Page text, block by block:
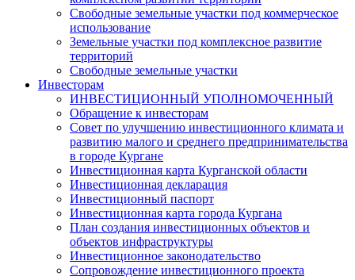
Свободные земельные участки под коммерческое
использование
Земельные участки под комплексное развитие
территорий
Свободные земельные участки
Инвесторам
ИНВЕСТИЦИОННЫЙ УПОЛНОМОЧЕННЫЙ
Обращение к инвесторам
Совет по улучшению инвестиционного климата и
развитию малого и среднего предпринимательства
в городе Кургане
Инвестиционная карта Курганской области
Инвестиционная декларация
Инвестиционный паспорт
Инвестиционная карта города Кургана
План создания инвестиционных объектов и
объектов инфраструктуры
Инвестиционное законодательство
Сопровождение инвестиционного проекта